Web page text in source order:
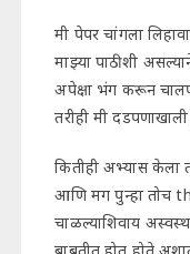
मी पेपर चांगला
माझ्या पाठीशी
अपेक्षा भंग करून
तरीही मी दडपणाखाली
कितीही अभ्यास केला
आणि मग पुन्हा तोच
चाळल्याशिवाय